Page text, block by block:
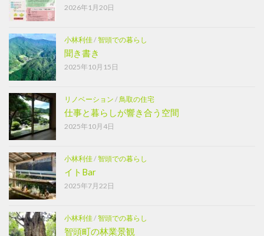
2026年1月20日
小林利佳/智頭での暮らし
聞き書き
2025年10月15日
リノベーション /鳥取の住宅
仕事と暮らしが響き合う空間
2025年10月4日
小林利佳/智頭での暮らし
イトBar
2025年7月22日
小林利佳/智頭での暮らし
智頭町の林業景観